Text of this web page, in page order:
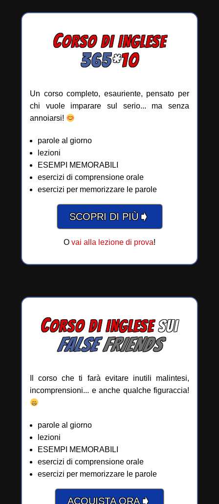
CORSO DI INGLESE
365*10
Un corso completo, esauriente, pensato per
chi vuole imparare sul serio... ma senza
annoiarsi!
parole al giorno
lezioni
ESEMPI MEMORABILI
esercizi di comprensione orale
esercizi per memorizzare le parole
SCOPRI DI PIÙ➧
O vai alla lezione di prova!
CORSO DI INGLESESUI
FALSEFRIENDS
Il corso che ti farà evitare inutili malintesi,
incomprensioni... e anche qualche figuraccia!
parole al giorno
lezioni
ESEMPI MEMORABILI
esercizi di comprensione orale
esercizi per memorizzare le parole
ACQUISTA ORA